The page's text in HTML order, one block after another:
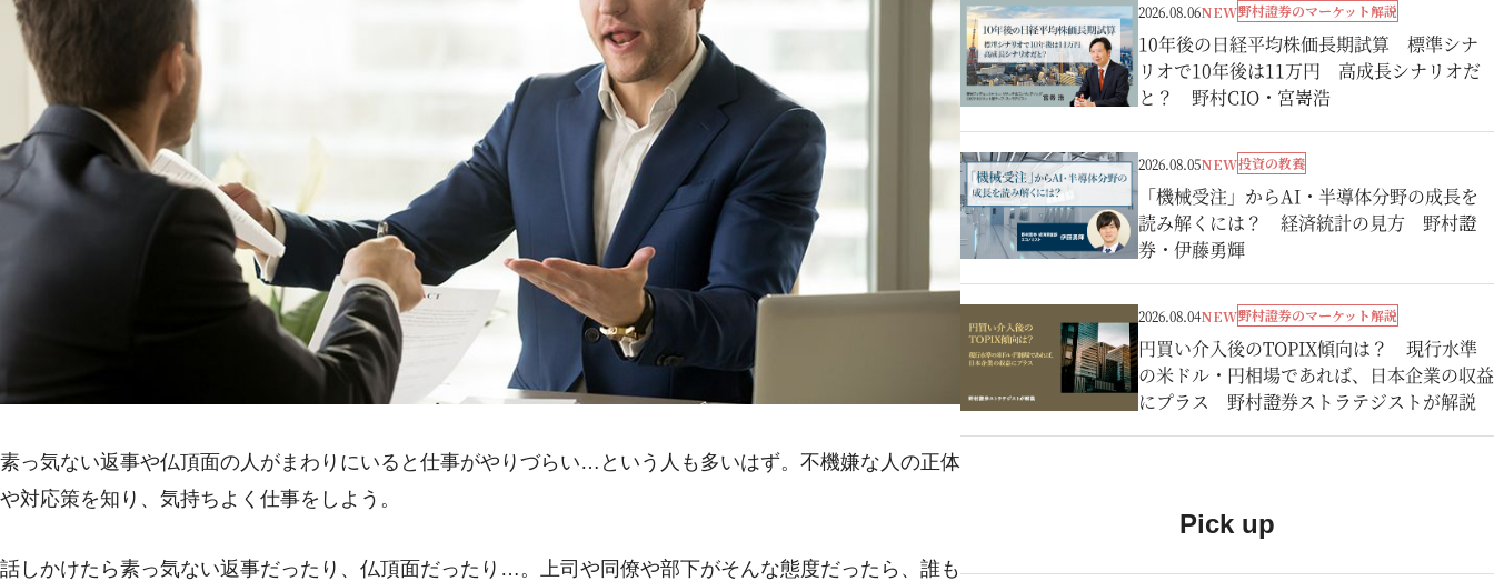
素っ気ない返事や仏頂面の人がまわりにいると仕事がやりづらい…という人も多いはず。不機嫌な人の正体
や対応策を知り、気持ちよく仕事をしよう。
話しかけたら素っ気ない返事だったり、仏頂面だったり…。上司や同僚や部下がそんな態度だったら、誰も
2026.08.06NEW野村證券のマーケット解説
10年後の日経平均株価長期試算 標準シナ
リオで10年後は11万円 高成長シナリオだ
と？ 野村CIO・宮嵜浩
2026.08.05NEW投資の教養
「機械受注」からAI・半導体分野の成長を
読み解くには？ 経済統計の見方 野村證
券・伊藤勇輝
2026.08.04NEW野村證券のマーケット解説
円買い介入後のTOPIX傾向は？ 現行水準
の米ドル・円相場であれば、日本企業の収益
にプラス 野村證券ストラテジストが解説
Pick up